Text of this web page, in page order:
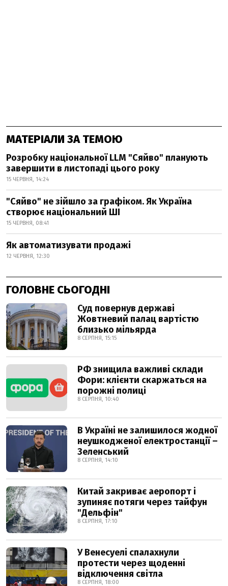
МАТЕРІАЛИ ЗА ТЕМОЮ
Розробку національної LLM "Сяйво" планують
завершити в листопаді цього року
15 ЧЕРВНЯ, 14:24
"Сяйво" не зійшло за графіком. Як Україна
створює національний ШІ
15 ЧЕРВНЯ, 08:41
Як автоматизувати продажі
12 ЧЕРВНЯ, 12:30
ГОЛОВНЕ СЬОГОДНІ
Суд повернув державі
Жовтневий палац вартістю
близько мільярда
8 СЕРПНЯ, 15:15
РФ знищила важливі склади
Фори: клієнти скаржаться на
порожні полиці
8 СЕРПНЯ, 10:40
В Україні не залишилося жодної
неушкодженої електростанції –
Зеленський
8 СЕРПНЯ, 14:10
Китай закриває аеропорт і
зупиняє потяги через тайфун
"Дельфін"
8 СЕРПНЯ, 17:10
У Венесуелі спалахнули
протести через щоденні
відключення світла
8 СЕРПНЯ, 18:00